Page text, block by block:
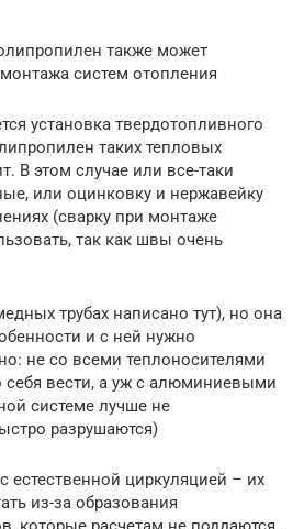
также может
систем отопления
установка твердотопливного
таких тепловых
В этом случае или все-таки
или оцинковку и нержавейку
(сварку при монтаже
так как швы очень
трубах написано тут), но она
и с ней нужно
не со всеми теплоносителями
себя вести, а уж с алюминиевыми
системе лучше не
разрушаются)
естественной циркуляцией – их
из-за образования